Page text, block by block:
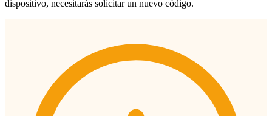
dispositivo, necesitarás solicitar un nuevo código.